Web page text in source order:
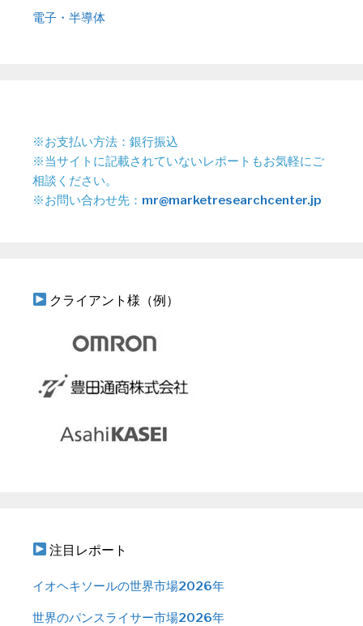
電子・半導体
※お支払い方法：銀行振込
※当サイトに記載されていないレポートもお気軽にご
相談ください。
※お問い合わせ先： mr@marketresearchcenter.jp
クライアント様（例）
注目レポート
イオヘキソールの世界市場2026年
世界のパンスライサー市場2026年